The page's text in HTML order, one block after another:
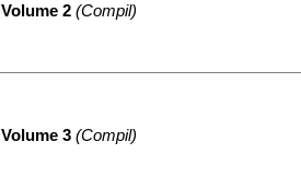
Volume 2 (Compil)
Volume 3 (Compil)